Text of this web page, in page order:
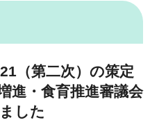
（第二次）の策定
進・食育推進審議会
した